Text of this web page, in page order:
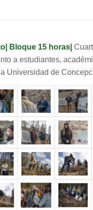
Bloque 15 horas|
a estudiantes,
Universidad de